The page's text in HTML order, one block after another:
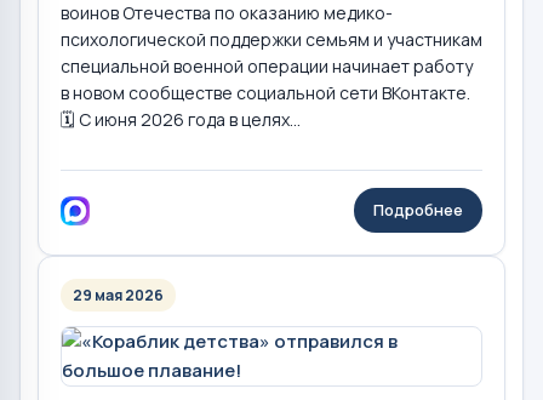
воинов Отечества по оказанию медико-
психологической поддержки семьям и участникам
специальной военной операции начинает работу
в новом сообществе социальной сети ВКонтакте.
🗓️ С июня 2026 года в целях...
Подробнее
29 мая 2026